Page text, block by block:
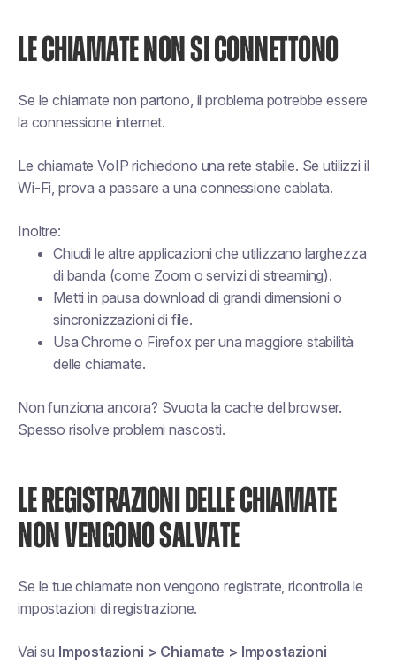
LE CHIAMATE NON SI CONNETTONO
Se le chiamate non partono, il problema potrebbe essere
la connessione internet.
Le chiamate VoIP richiedono una rete stabile. Se utilizzi il
Wi-Fi, prova a passare a una connessione cablata.
Inoltre:
Chiudi le altre applicazioni che utilizzano larghezza
di banda (come Zoom o servizi di streaming).
Metti in pausa download di grandi dimensioni o
sincronizzazioni di file.
Usa Chrome o Firefox per una maggiore stabilità
delle chiamate.
Non funziona ancora? Svuota la cache del browser.
Spesso risolve problemi nascosti.
LE REGISTRAZIONI DELLE CHIAMATE
NON VENGONO SALVATE
Se le tue chiamate non vengono registrate, ricontrolla le
impostazioni di registrazione.
Vai su Impostazioni > Chiamate > Impostazioni